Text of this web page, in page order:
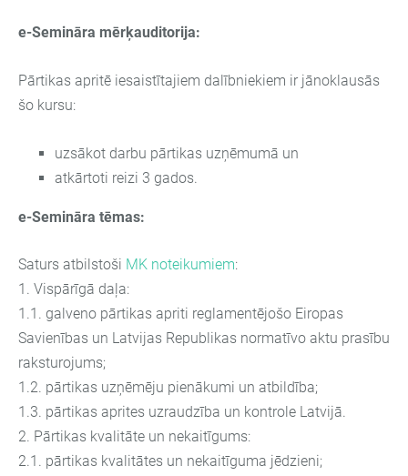
e-Semināra mērķauditorija:
Pārtikas apritē iesaistītajiem dalībniekiem ir jānoklausās
šo kursu:
uzsākot darbu pārtikas uzņēmumā un
atkārtoti reizi 3 gados.
e-Semināra tēmas:
Saturs atbilstoši MK noteikumiem:
1. Vispārīgā daļa:
1.1. galveno pārtikas apriti reglamentējošo Eiropas
Savienības un Latvijas Republikas normatīvo aktu prasību
raksturojums;
1.2. pārtikas uzņēmēju pienākumi un atbildība;
1.3. pārtikas aprites uzraudzība un kontrole Latvijā.
2. Pārtikas kvalitāte un nekaitīgums:
2.1. pārtikas kvalitātes un nekaitīguma jēdzieni;